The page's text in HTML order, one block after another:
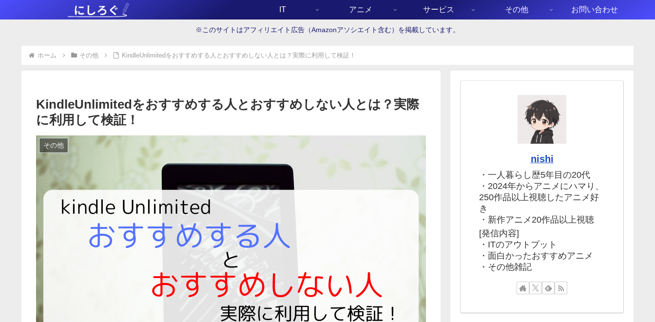
IT アニメ サービス その他 お問い合わせ
※このサイトはアフィリエイト広告（Amazonアソシエイト含む）を掲載しています。
ホーム その他 KindleUnlimitedをおすすめする人とおすすめしない人とは？実際に利用して検証！
KindleUnlimitedをおすすめする人とおすすめしない人とは？実際
に利用して検証！
その他
nishi
・一人暮らし歴5年目の20代
・2024年からアニメにハマり、
250作品以上視聴したアニメ好
き
・新作アニメ20作品以上視聴
[発信内容]
・ITのアウトプット
・面白かったおすすめアニメ
・その他雑記